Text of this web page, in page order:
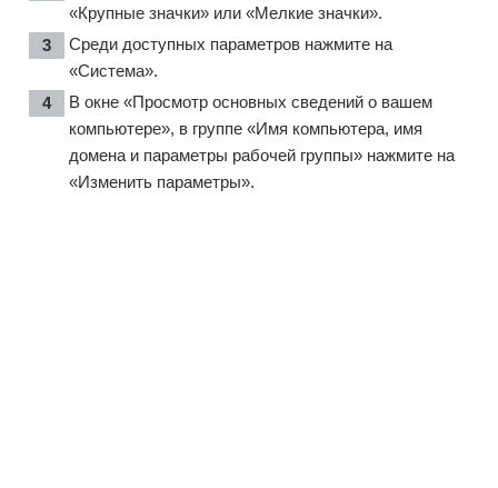
«Крупные значки» или «Мелкие значки».
Среди доступных параметров нажмите на
«Система».
В окне «Просмотр основных сведений о вашем
компьютере», в группе «Имя компьютера, имя
домена и параметры рабочей группы» нажмите на
«Изменить параметры».